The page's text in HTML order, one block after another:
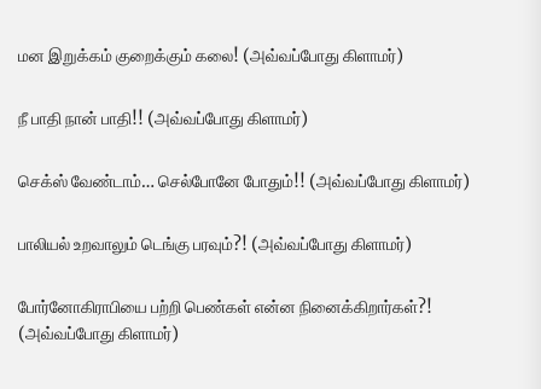
மன இறுக்கம் குறைக்கும் கலை! (அவ்வப்போது கிளாமர்)
நீ பாதி நான் பாதி!! (அவ்வப்போது கிளாமர்)
செக்ஸ் வேண்டாம்… செல்போனே போதும்!! (அவ்வப்போது கிளாமர்)
பாலியல் உறவாலும் டெங்கு பரவும்?! (அவ்வப்போது கிளாமர்)
போர்னோகிராபியை பற்றி பெண்கள் என்ன நினைக்கிறார்கள்?!
(அவ்வப்போது கிளாமர்)